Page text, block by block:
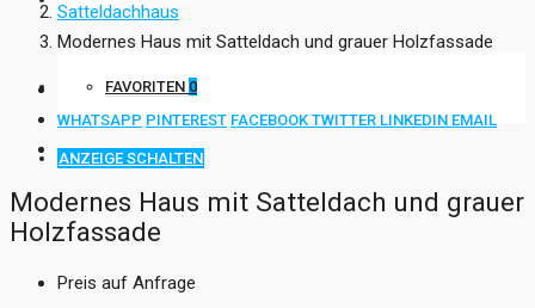
FAVORITEN 0
ANZEIGE SCHALTEN
Satteldachhaus
Modernes Haus mit Satteldach und grauer Holzfassade
WHATSAPP PINTEREST FACEBOOK TWITTER LINKEDIN EMAIL
Modernes Haus mit Satteldach und grauer
Holzfassade
Preis auf Anfrage